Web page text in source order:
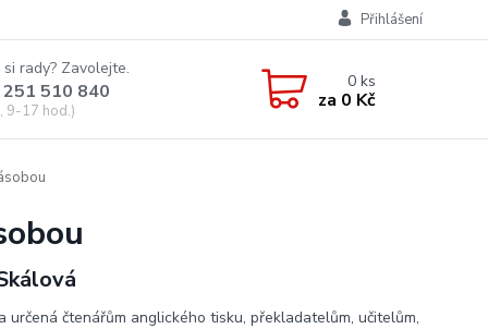
Přihlášení
rady? Zavolejte.
510 840
9-17 hod.)
0ks
za 0 Kč
určená čtenářům anglického tisku, překladatelům, učitelům,